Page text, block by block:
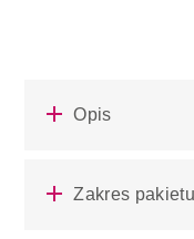
Opis
Zakres pakietu